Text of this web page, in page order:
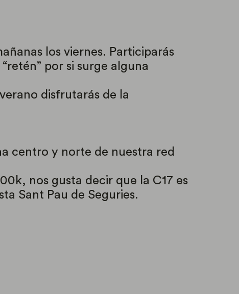
los viernes. Participarás
por si surge alguna
disfrutarás de la
centro y norte de nuestra red
nos gusta decir que la C17 es
Sant Pau de Seguries.